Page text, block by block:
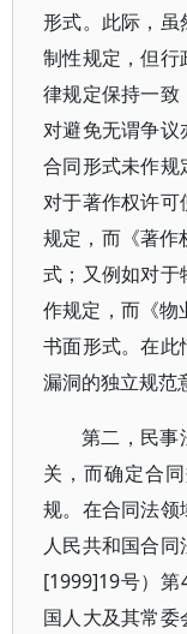
形式。此际，虽
制性规定，但
律规定保持一致
对避免无谓争
合同形式未作规
对于著作权许
规定，而《著作
式；又例如对于
作规定，而《物
书面形式。在
漏洞的独立规范
第二，民事
关，而确定合
规。在合同法
人民共和国合
[1999]19号）
国人大及其常